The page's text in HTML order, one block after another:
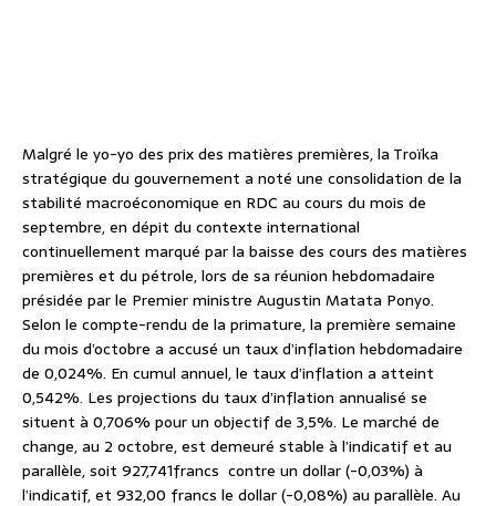
Malgré le yo-yo des prix des matières premières, la Troïka
stratégique du gouvernement a noté une consolidation de la
stabilité macroéconomique en RDC au cours du mois de
septembre, en dépit du contexte international
continuellement marqué par la baisse des cours des matières
premières et du pétrole, lors de sa réunion hebdomadaire
présidée par le Premier ministre Augustin Matata Ponyo.
Selon le compte-rendu de la primature, la première semaine
du mois d’octobre a accusé un taux d’inflation hebdomadaire
de 0,024%. En cumul annuel, le taux d’inflation a atteint
0,542%. Les projections du taux d’inflation annualisé se
situent à 0,706% pour un objectif de 3,5%. Le marché de
change, au 2 octobre, est demeuré stable à l’indicatif et au
parallèle, soit 927,741francs contre un dollar (-0,03%) à
l’indicatif, et 932,00 francs le dollar (-0,08%) au parallèle. Au